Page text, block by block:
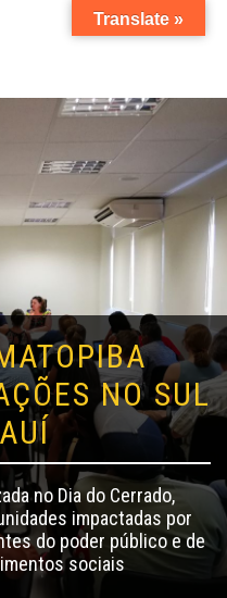
NO SUL
no Dia do Cerrado,
impactadas por
do poder público e de
sociais
Translate »